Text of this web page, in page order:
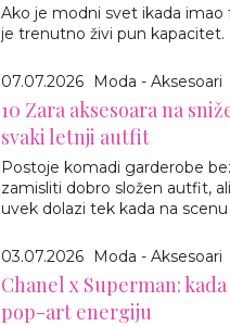
Ako je modni svet ikada imao
je trenutno živi pun kapacitet.
07.07.2026 Moda - Aksesoari
10 Zara aksesoara na
svaki letnji autfit
Postoje komadi garderobe
zamisliti dobro složen autfit,
uvek dolazi tek kada na
03.07.2026 Moda - Aksesoari
Chanel x Superman:
pop-art energiju